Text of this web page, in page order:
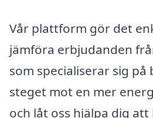
Vår plattform gör det
jämföra erbjudanden
som specialiserar sig på
steget mot en mer
och låt oss hjälpa dig